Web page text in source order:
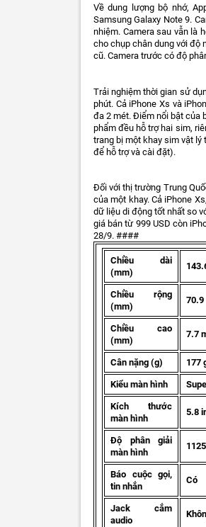
Về dung lượng bộ nhớ,
Samsung Galaxy Note 9.
nhiệm. Camera sau vẫn là
cho chụp chân dung với độ
cũ. Camera trước có độ
Trải nghiệm thời gian sử
phút. Cả iPhone Xs và
đa 2 mét. Điểm nổi bật của
phẩm đều hỗ trợ hai sim,
trang bị một khay sim vật lý
để hỗ trợ và cài đặt).
Đối với thị trường Trung
của một khay. Cả iPhone
dữ liệu di động tốt nhất so
giá bán từ 999 USD còn
28/9. ####
Chiều dài
(mm)
Chiều rộng
(mm)
70.9
Chiều cao
(mm)
7.7
Cân nặng (g) 177
Kiểu màn hình
Kích thước
màn hình
5.8
Độ phân giải
màn hình
Báo cuộc gọi,
tin nhắn
Có
Jack cắm
audio